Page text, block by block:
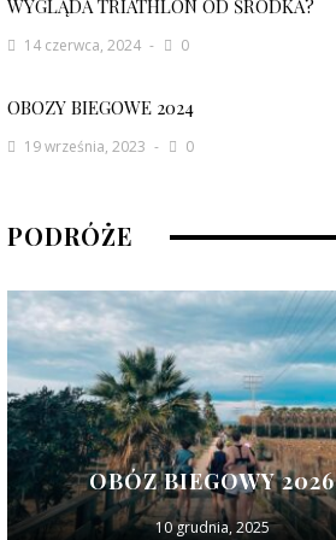
WYGLĄDA TRIATHLON OD ŚRODKA?
14 czerwca, 2024 0
OBOZY BIEGOWE 2024
19 września, 2023 0
PODRÓŻE
OBÓZ BIEGOWY 2026
10 grudnia, 2025